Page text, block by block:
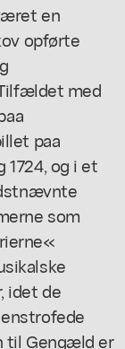
en
opførte
med
paa
1724, og i et
som
idet de
til Gengæld er